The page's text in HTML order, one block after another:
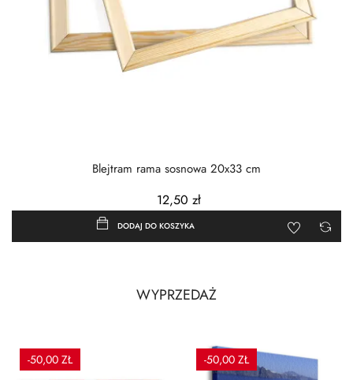
Blejtram rama sosnowa 20x33 cm
12,50 zł
DODAJ DO KOSZYKA
WYPRZEDAŻ
-50,00 ZŁ -50,00 ZŁ